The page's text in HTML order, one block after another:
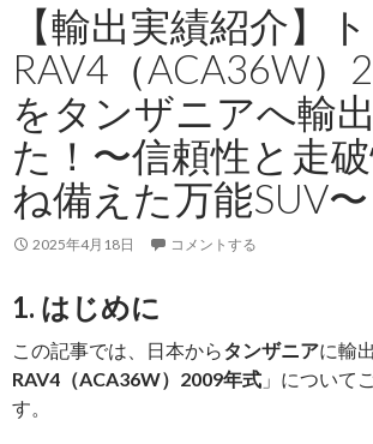
【輸出実績紹介】
RAV4（ACA36W）
をタンザニアへ輸
た！〜信頼性と走
ね備えた万能SUV〜
2025年4月18日 コメントする
1. はじめに
この記事では、日本からタンザニアに輸
RAV4（ACA36W）2009年式 」について
す。